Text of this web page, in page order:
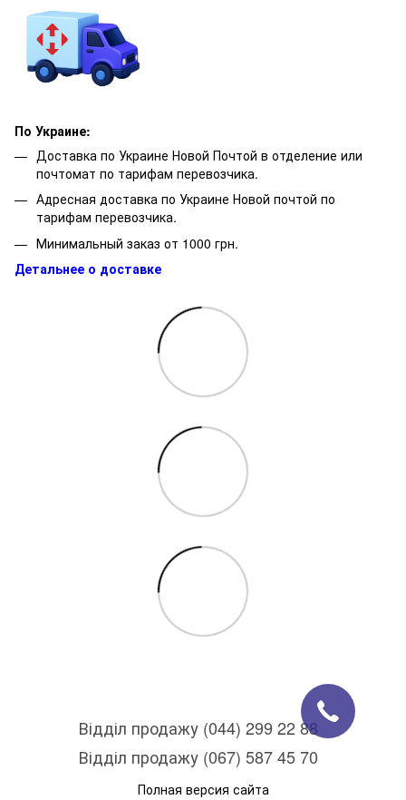
По Украине:
Доставка по Украине Новой Почтой в отделение или
почтомат по тарифам перевозчика.
Адресная доставка по Украине Новой почтой по
тарифам перевозчика.
Минимальный заказ от 1000 грн.
Детальнее о доставке
Відділ продажу (044) 299 22 88
Відділ продажу (067) 587 45 70
Полная версия сайта